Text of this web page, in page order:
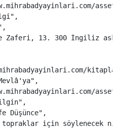
" ,
,
Zaferi, 13. 300 İngiliz
" ,
" ,
Düşünce" ,
topraklar için söylenecek